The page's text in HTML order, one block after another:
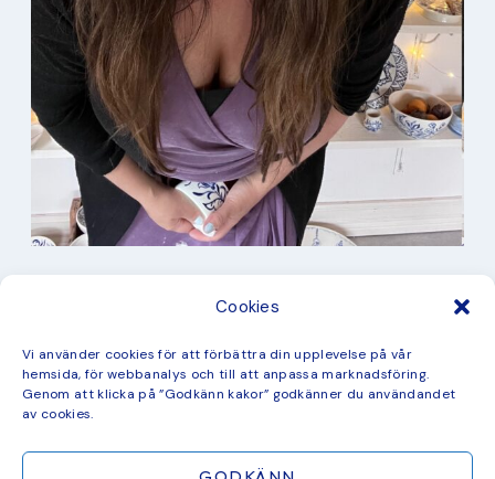
Cookies
Vi använder cookies för att förbättra din upplevelse på vår
hemsida, för webbanalys och till att anpassa marknadsföring.
Genom att klicka på ”Godkänn kakor” godkänner du användandet
av cookies.
Kurser
Måleri
mina favorit recept
Mönster